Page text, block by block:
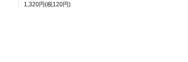
1,320円(税120円)